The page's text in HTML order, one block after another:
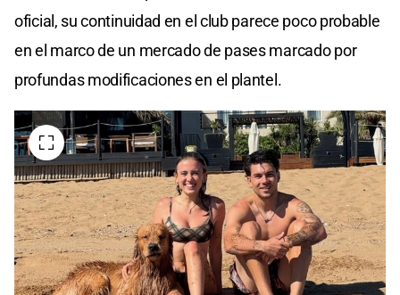
oficial, su continuidad en el club parece poco probable
en el marco de un mercado de pases marcado por
profundas modificaciones en el plantel.